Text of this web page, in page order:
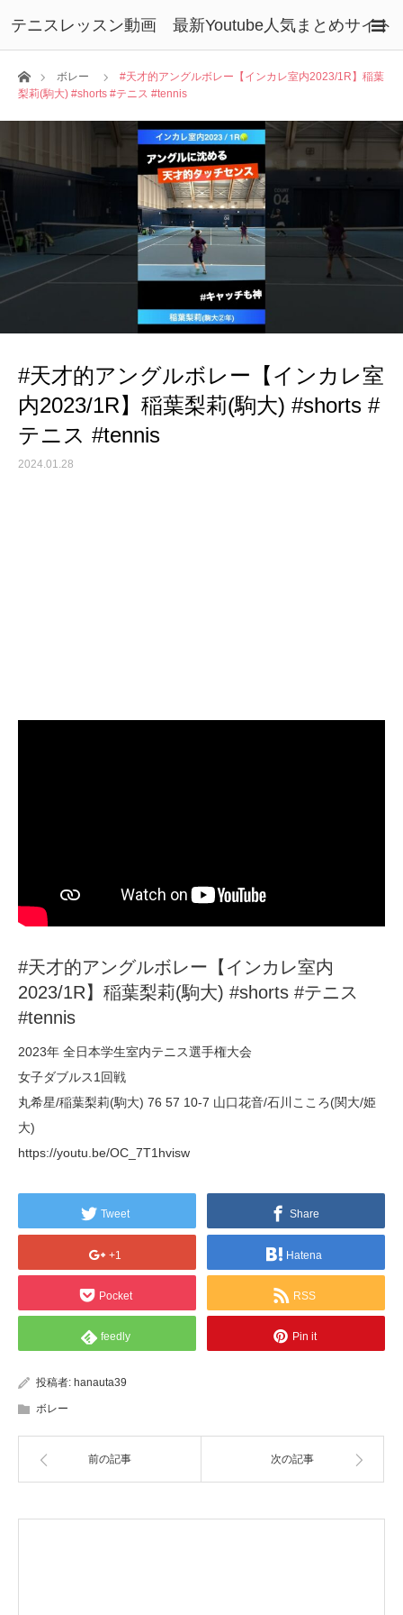
テニスレッスン動画 最新Youtube人気まとめサイト
ホームボレー
#天才的アングルボレー【インカレ室内2023/1R】稲葉
梨莉(駒大) #shorts #テニス #tennis
#天才的アングルボレー【インカレ室
内2023/1R】稲葉梨莉(駒大) #shorts #
テニス #tennis
2024.01.28
#天才的アングルボレー【インカレ室内
2023/1R】稲葉梨莉(駒大) #shorts #テニス
#tennis
2023年 全日本学生室内テニス選手権大会
女子ダブルス1回戦
丸希星/稲葉梨莉(駒大) 76 57 10-7 山口花音/石川こころ(関大/姫
大)
https://youtu.be/OC_7T1hvisw
Tweet Share
+1 Hatena
Pocket RSS
feedly Pin it
投稿者: hanauta39
ボレー
前の記事 次の記事